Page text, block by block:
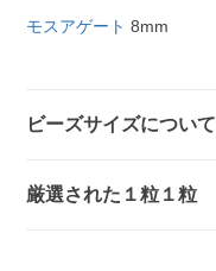
モスアゲート 8mm
ビーズサイズについて
厳選された１粒１粒